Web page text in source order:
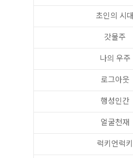
초인의 시대
갓물주
나의 우주
로그아웃
행성인간
얼굴천재
럭키언럭키